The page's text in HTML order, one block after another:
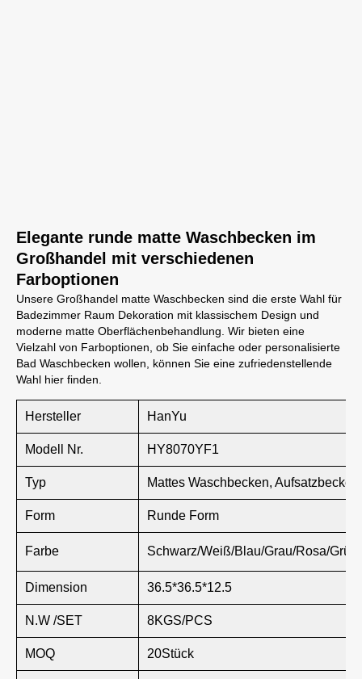
Elegante runde matte Waschbecken im
Großhandel mit verschiedenen
Farboptionen
Unsere Großhandel matte Waschbecken sind die erste Wahl für
Badezimmer Raum Dekoration mit klassischem Design und
moderne matte Oberflächenbehandlung. Wir bieten eine
Vielzahl von Farboptionen, ob Sie einfache oder personalisierte
Bad Waschbecken wollen, können Sie eine zufriedenstellende
Wahl hier finden.
Hersteller HanYu
Modell Nr. HY8070YF1
Typ Mattes Waschbecken, Aufsatzbecken
Form Runde Form
Farbe Schwarz/Weiß/Blau/Grau/Rosa/
Dimension 36.5*36.5*12.5
N.W /SET 8KGS/PCS
MOQ 20Stück